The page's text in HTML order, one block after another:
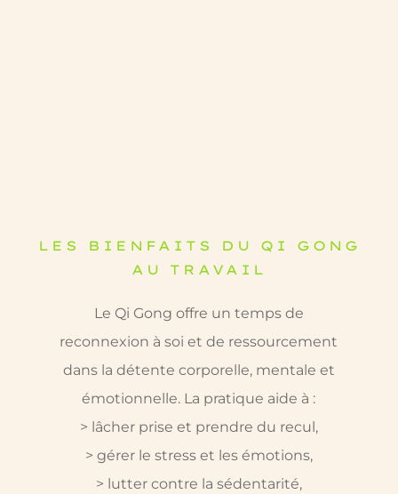
LES BIENFAITS DU QI GONG
AU TRAVAIL
Le Qi Gong offre un temps de
reconnexion à soi et de ressourcement
dans la détente corporelle, mentale et
émotionnelle. La pratique aide à :
> lâcher prise et prendre du recul,
> gérer le stress et les émotions,
> lutter contre la sédentarité,